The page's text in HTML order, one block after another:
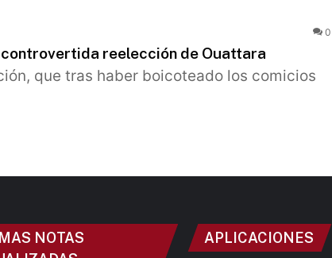
0
reelección de Ouattara
que tras haber boicoteado los comicios
NOTAS
APLICACIONES